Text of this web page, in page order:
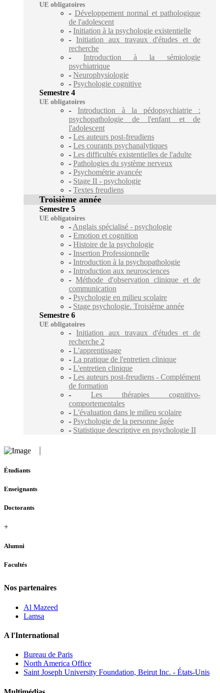
UE obligatoires
- Développement normal et pathologique
de l'adolescent
- Initiation à la psychologie existentielle
- Initiation aux travaux d'études et de
recherche
- Introduction à la sémiologie
psychiatrique
- Neurophysiologie
- Psychologie cognitive
Semestre 4
UE obligatoires
- Introduction à la pédopsychiatrie :
psychopathologie de l'enfant et de
l'adolescent
- Les auteurs post-freudiens
- Les courants psychanalytiques
- Les difficultés existentielles de l'adulte
- Pathologies du système nerveux
- Psychométrie avancée
- Stage II - psychologie
- Textes freudiens
Troisième année
Semestre 5
UE obligatoires
- Anglais spécialisé - psychologie
- Emotion et cognition
- Histoire de la psychologie
- Insertion Professionnelle
- Introduction à la psychopathologie
- Introduction aux neurosciences
-Méthode d'observation clinique et de
communication
- Psychologie en milieu scolaire
- Stage psychologie. Troisième année
Semestre 6
UE obligatoires
- Initiation aux travaux d'études et de
recherche 2
- L'apprentissage
- La pratique de l'entretien clinique
- L'entretien clinique
- Les auteurs post-freudiens - Complément
de formation
- Les thérapies cognitivo-
comportementales
- L'évaluation dans le milieu scolaire
- Psychologie de la personne âgée
- Statistique descriptive en psychologie II
Étudiants
Enseignants
Doctorants
+
Alumni
Facultés
Nos partenaires
Al Mazeed
Lamsa
A l'International
Bureau de Paris
North America Office
Saint Joseph University Foundation, Beirut Inc. - États-Unis